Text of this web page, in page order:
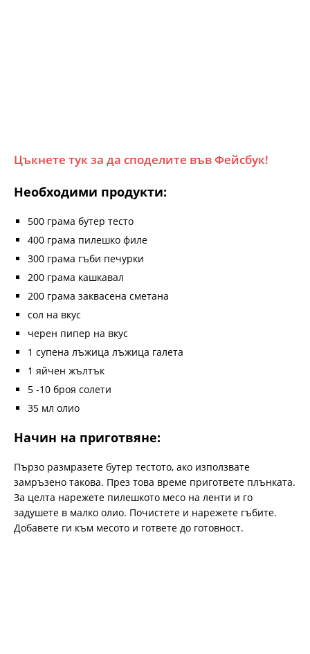
Цъкнете тук за да споделите във Фейсбук!
Необходими продукти:
500 грама бутер тесто
400 грама пилешко филе
300 грама гъби печурки
200 грама кашкавал
200 грама заквасена сметана
сол на вкус
черен пипер на вкус
1 супена лъжица лъжица галета
1 яйчен жълтък
5 -10 броя солети
35 мл олио
Начин на приготвяне:
Пързо размразете бутер тестото, ако използвате
замръзено такова. През това време пригответе плънката.
За целта нарежете пилешкото месо на ленти и го
задушете в малко олио. Почистете и нарежете гъбите.
Добавете ги към месото и гответе до готовност.